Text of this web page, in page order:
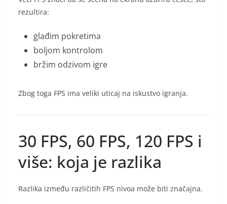
rezultira:
glađim pokretima
boljom kontrolom
bržim odzivom igre
Zbog toga FPS ima veliki uticaj na iskustvo igranja.
30 FPS, 60 FPS, 120 FPS i
više: koja je razlika
Razlika između različitih FPS nivoa može biti značajna.